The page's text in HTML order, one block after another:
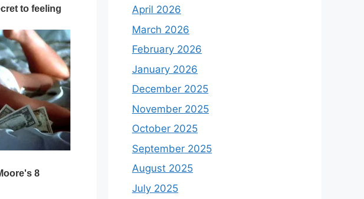
April 2026
March 2026
February 2026
January 2026
December 2025
November 2025
October 2025
September 2025
August 2025
July 2025